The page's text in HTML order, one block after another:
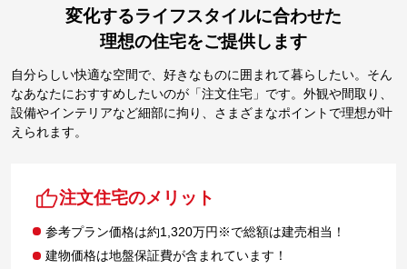
変化するライフスタイルに合わせた
理想の住宅をご提供します
自分らしい快適な空間で、好きなものに囲まれて暮らしたい。そん
なあなたにおすすめしたいのが「注文住宅」です。外観や間取り、
設備やインテリアなど細部に拘り、さまざまなポイントで理想が叶
えられます。
注文住宅のメリット
参考プラン価格は約1,320万円※で総額は建売相当！
建物価格は地盤保証費が含まれています！